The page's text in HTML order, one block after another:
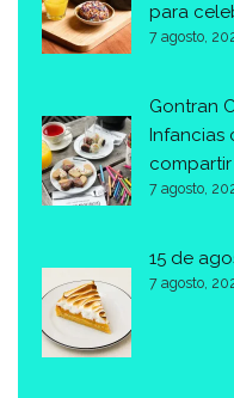
para
7 agosto,
Gontran
Infancias
7 agosto,
15 de
7 agosto,